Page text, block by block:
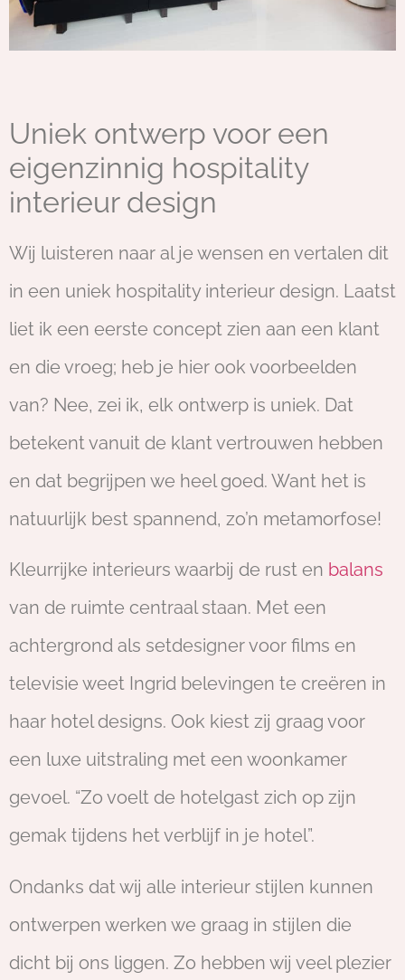
Uniek ontwerp voor een
eigenzinnig hospitality
interieur design
Wij luisteren naar al je wensen en vertalen dit
in een uniek hospitality interieur design. Laatst
liet ik een eerste concept zien aan een klant
en die vroeg; heb je hier ook voorbeelden
van? Nee, zei ik, elk ontwerp is uniek. Dat
betekent vanuit de klant vertrouwen hebben
en dat begrijpen we heel goed. Want het is
natuurlijk best spannend, zo’n metamorfose!
Kleurrijke interieurs waarbij de rust en balans
van de ruimte centraal staan. Met een
achtergrond als setdesigner voor films en
televisie weet Ingrid belevingen te creëren in
haar hotel designs. Ook kiest zij graag voor
een luxe uitstraling met een woonkamer
gevoel. “Zo voelt de hotelgast zich op zijn
gemak tijdens het verblijf in je hotel”.
Ondanks dat wij alle interieur stijlen kunnen
ontwerpen werken we graag in stijlen die
dicht bij ons liggen. Zo hebben wij veel plezier